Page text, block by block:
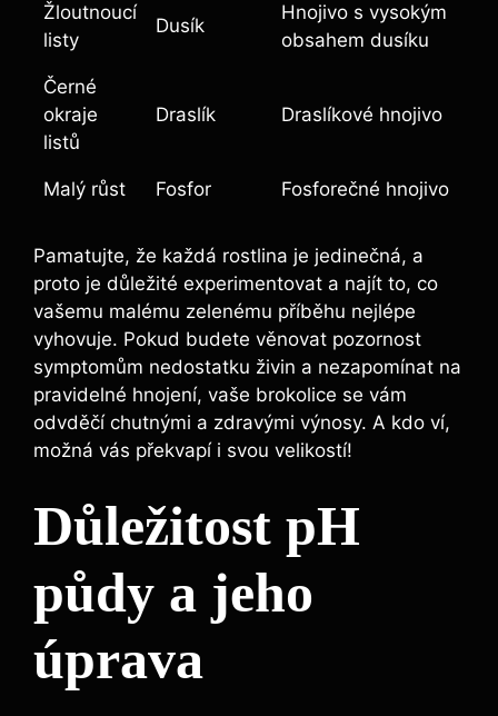
Žloutnoucí
listy
Dusík
Hnojivo s‌ vysokým
obsahem dusíku
Černé
okraje
⁣listů
Draslík Draslíkové hnojivo
Malý růst Fosfor Fosforečné⁤ hnojivo
Pamatujte, že⁣ každá rostlina je jedinečná, a
⁣proto je​ důležité experimentovat⁤ a‍ najít to, co⁤
vašemu malému​ zelenému příběhu nejlépe
vyhovuje. Pokud‌ budete‍ věnovat pozornost
symptomům nedostatku‌ živin ​a nezapomínat na
pravidelné ⁢hnojení, vaše brokolice se ⁢vám
odvděčí chutnými ⁢a zdravými výnosy. A kdo ví,
možná vás ​překvapí⁤ i⁣ svou velikostí!
Důležitost pH
půdy ⁤a jeho
úprava